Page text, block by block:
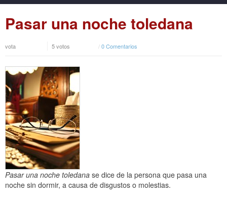
Pasar una noche toledana
vota 5 votos /0 Comentarios
Pasar una noche toledana se dice de la persona que pasa una
noche sin dormir, a causa de disgustos o molestias.